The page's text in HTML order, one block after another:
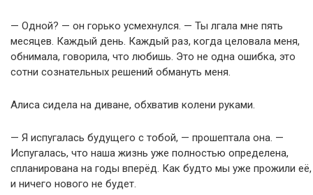
— Одной? — он горько усмехнулся. — Ты лгала мне пять
месяцев. Каждый день. Каждый раз, когда целовала меня,
обнимала, говорила, что любишь. Это не одна ошибка, это
сотни сознательных решений обмануть меня.
Алиса сидела на диване, обхватив колени руками.
— Я испугалась будущего с тобой, — прошептала она. —
Испугалась, что наша жизнь уже полностью определена,
спланирована на годы вперёд. Как будто мы уже прожили её,
и ничего нового не будет.